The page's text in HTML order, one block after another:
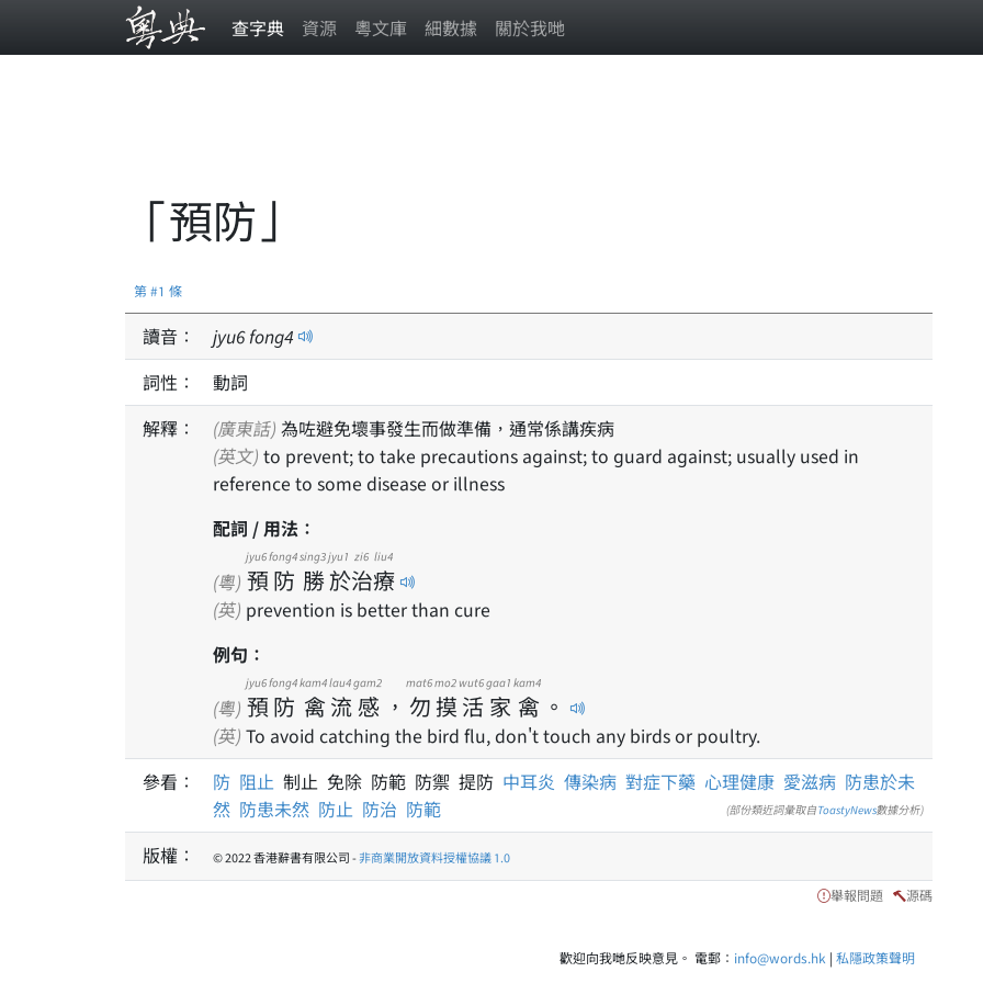
查字典 資源 粵文庫 細數據 關於我哋
「預防」
第 #1 條
讀音： jyu6fong4
詞性：
動詞
解釋：
(廣東話) 為咗避免壞事發生而做準備，通常係講疾病
(英文)
reference to some disease or illness
配詞 / 用法：
(粵) 預
jyu6
防
fong4
勝
sing3
於
jyu1
治
zi6
療
liu4
(英) prevention is better than cure
例句：
(粵) 預
jyu6
防
fong4
禽
kam4
流
lau4
感
gam2
， 勿
mat6
摸
mo2
活
wut6
家
gaa1
禽
kam4
。
(英) To avoid catching the bird flu, don't touch any birds or poultry.
參看：
防 阻止 制止 免除 防範 防禦 提防 中耳炎 傳染病 對症下藥 心理健康 愛滋病 防患於未
然 防患未然 防止 防治 防範 (部份類近詞彙取自ToastyNews數據分析)
版權： © 2022 香港辭書有限公司 -非商業開放資料授權協議 1.0
舉報問題 源碼
歡迎向我哋反映意見。 電郵： info@words.hk | 私隱政策聲明